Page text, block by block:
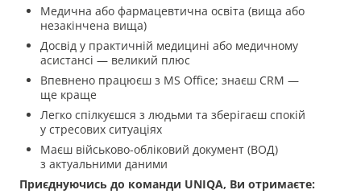
Медична або фармацевтична освіта (вища або
незакінчена вища)
Досвід у практичній медицині або медичному
асистансі — великий плюс
Впевнено працюєш з MS Office; знаєш CRM —
ще краще
Легко спілкуєшся з людьми та зберігаєш спокій
у стресових ситуаціях
Маєш військово-обліковий документ (ВОД)
з актуальними даними
Приєднуючись до команди UNIQA, Ви отримаєте: